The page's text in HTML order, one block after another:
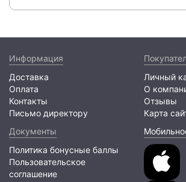
Информация
Доставка
Оплата
Контакты
Письмо директору
Личный
О
Отзывы
Карта
Документы
Политика бонусные баллы
Пользовательское
соглашение